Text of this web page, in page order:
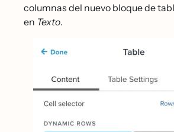
columnas del nuevo bloque de
en Texto.